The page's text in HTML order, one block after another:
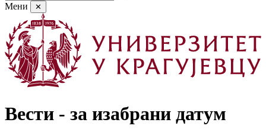
Мени ✕
Вести - за изабрани датум